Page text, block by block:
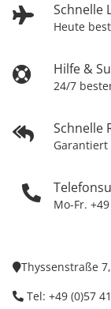
Schnelle
Heute
Hilfe &
24/7
Schnelle
Mo-Fr.
Thyssenstraße
Tel: +49 (0)57